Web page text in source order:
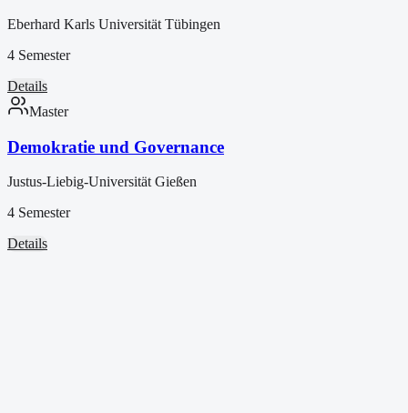
Eberhard Karls Universität Tübingen
4 Semester
Details
Master
Demokratie und Governance
Justus-Liebig-Universität Gießen
4 Semester
Details